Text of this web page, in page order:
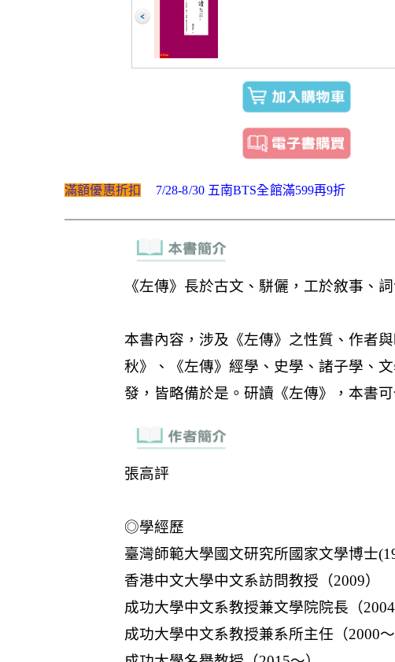
滿額優惠折扣 7/28-8/30 五南BTS全館滿599再9折